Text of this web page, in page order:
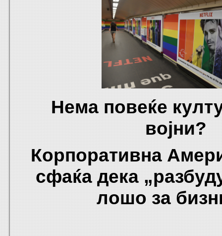
Нема повеќе
војни?
Корпоративна
сфаќа дека
лошо за